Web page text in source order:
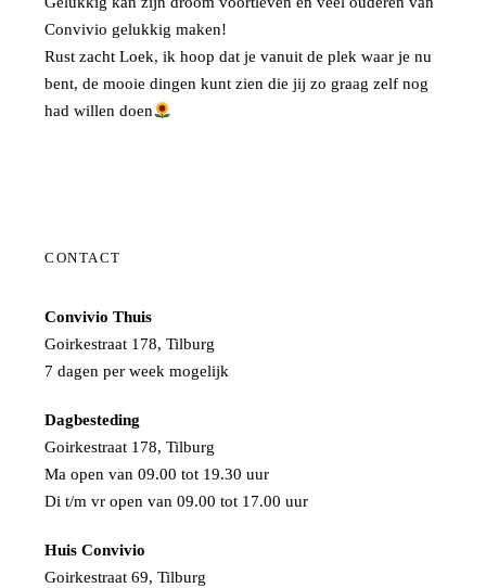
Convivio gelukkig maken!
Rust zacht Loek, ik hoop dat je vanuit de plek waar je nu
bent, de mooie dingen kunt zien die jij zo graag zelf nog
had willen doen
CONTACT
Convivio Thuis
Goirkestraat 178, Tilburg
7 dagen per week mogelijk
Dagbesteding
Goirkestraat 178, Tilburg
Ma open van 09.00 tot 19.30 uur
Di t/m vr open van 09.00 tot 17.00 uur
Huis Convivio
Goirkestraat 69, Tilburg